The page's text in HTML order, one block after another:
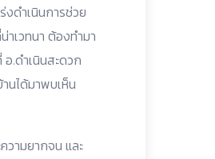
งดำเนินการช่วย
เวทนา ต้องทำมา
.ดำเนินสะดวก
นได้มาพบเห็น
ามยากจน และ